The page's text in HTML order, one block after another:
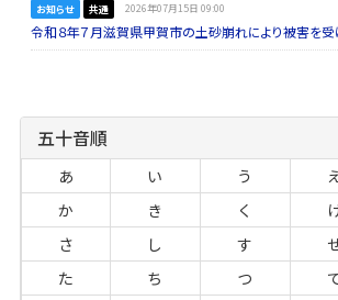
お知らせ 共通 2026年07月15日 09:00
令和８年７月滋賀県甲賀市の土砂崩れにより被害を
五十音順
あ い う
か
き く
さ
し す
た
ち つ